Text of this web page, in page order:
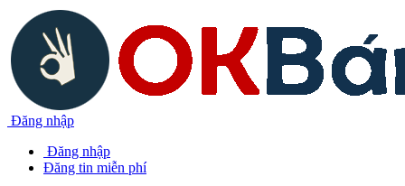
Đăng nhập
Đăng nhập
Đăng tin miễn phí